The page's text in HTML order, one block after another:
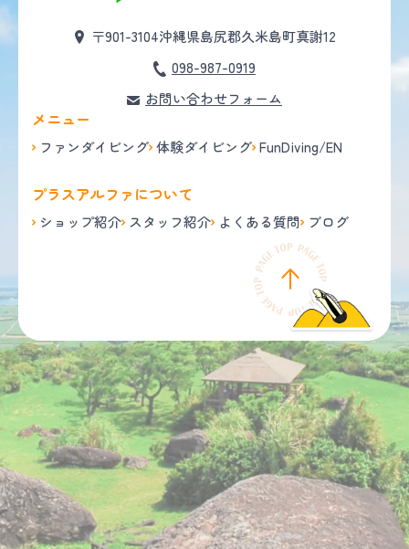
〒901-3104沖縄県島尻郡久米島町真謝12
098-987-0919
お問い合わせフォーム
メニュー
ファンダイビング 体験ダイビング FunDiving/EN
プラスアルファについて
ショップ紹介 スタッフ紹介 よくある質問 ブログ